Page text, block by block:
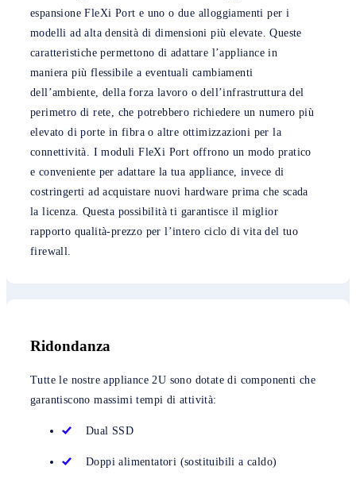
espansione FleXi Port e uno o due alloggiamenti per i
modelli ad alta densità di dimensioni più elevate. Queste
caratteristiche permettono di adattare l’appliance in
maniera più flessibile a eventuali cambiamenti
dell’ambiente, della forza lavoro o dell’infrastruttura del
perimetro di rete, che potrebbero richiedere un numero più
elevato di porte in fibra o altre ottimizzazioni per la
connettività. I moduli FleXi Port offrono un modo pratico
e conveniente per adattare la tua appliance, invece di
costringerti ad acquistare nuovi hardware prima che scada
la licenza. Questa possibilità ti garantisce il miglior
rapporto qualità-prezzo per l’intero ciclo di vita del tuo
firewall.
Ridondanza
Tutte le nostre appliance 2U sono dotate di componenti che
garantiscono massimi tempi di attività:
Dual SSD
Doppi alimentatori (sostituibili a caldo)